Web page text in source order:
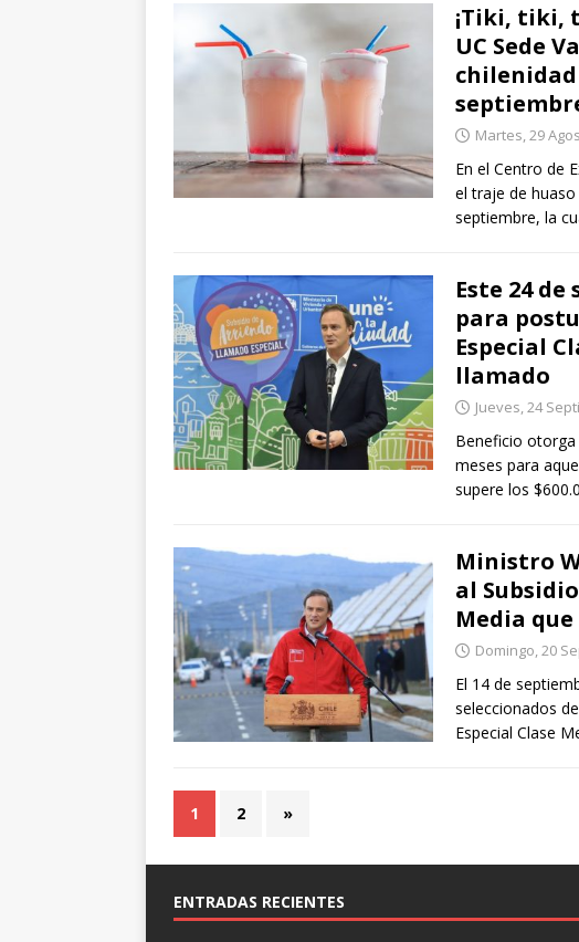
¡Tiki, tiki,
UC Sede
Martes, 29
En el Centro de
el traje de
septiembre, la
Este 24
para
Especial
llamado
Jueves, 24
Beneficio
meses para
supere los
Ministro
al
Media
Domingo, 20
El 14 de
seleccionados
Especial Clase
1 2 »
ENTRADAS RECIENTES